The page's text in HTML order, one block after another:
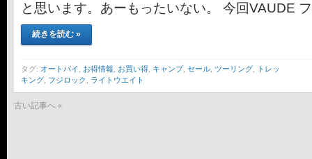
と思います。あーもったいない。 今回VAUDE
続きを読む »
タグ: オートバイ お得情報 お買い得 キャンプ, セール ツーリング
トレッ
キング フジロック ライトウエイト
古い記事へ «